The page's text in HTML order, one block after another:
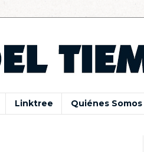
Linktree Quiénes Somos